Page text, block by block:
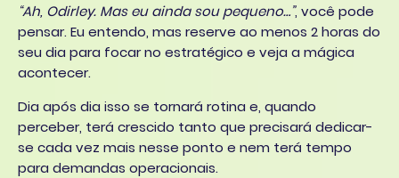
“Ah, Odirley. Mas eu ainda sou pequeno…”, você pode
pensar. Eu entendo, mas reserve ao menos 2 horas do
seu dia para focar no estratégico e veja a mágica
acontecer.
Dia após dia isso se tornará rotina e, quando
perceber, terá crescido tanto que precisará dedicar-
se cada vez mais nesse ponto e nem terá tempo
para demandas operacionais.